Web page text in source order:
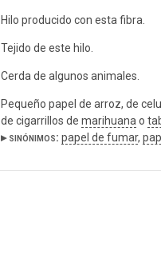
Hilo producido con esta fibra.
Tejido de este hilo.
Cerda de algunos animales.
Pequeño papel de arroz, de
de cigarrillos de marihuanao
▸ sinónimos: papel de fumar,